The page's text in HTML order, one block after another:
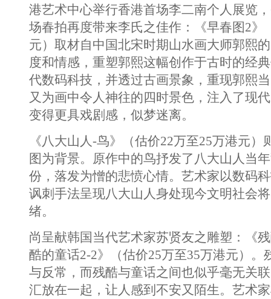
港艺术中心举行香港首场李二南个人展览
场春拍再度带来李氏之佳作：《早春图2》
元）取材自中国北宋时期山水画大师郭熙
度和情感，重塑郭熙这幅创作于古时的经
代数码科技，并透过古画景象，重现郭熙
又为画中令人神往的四时景色，注入了现
变得更具戏剧感，似梦迷离。
《八大山人-鸟》（估价22万至25万港元
图为背景。原作中的鸟抒发了八大山人当
份，落发为憎的悲愤心情。艺术家以数码
讽刺手法呈现八大山人身处现今文明社会
绪。
尚呈献韩国当代艺术家苏贤友之雕塑：《
酷的童话2-2》（估价25万至35万港元）。
与反常，而残酷与童话之间也似乎毫无关
汇放在一起，让人感到不安又陌生。艺术